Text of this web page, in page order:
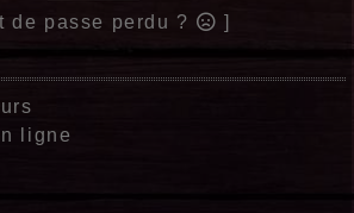
de passe perdu ? ]
ligne